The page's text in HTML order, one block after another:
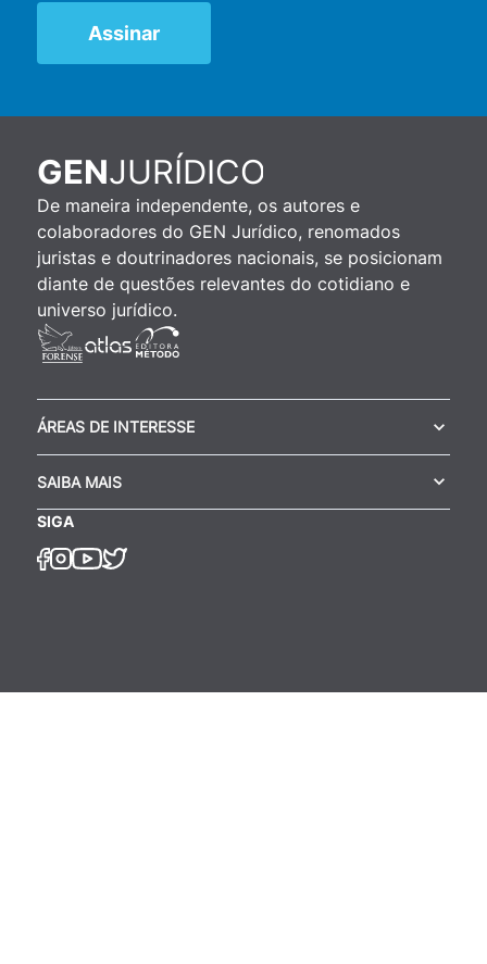
GENJURÍDICO
De maneira independente, os autores e
colaboradores do GEN Jurídico, renomados
juristas e doutrinadores nacionais, se posicionam
diante de questões relevantes do cotidiano e
universo jurídico.
ÁREAS DE INTERESSE
SAIBA MAIS
SIGA